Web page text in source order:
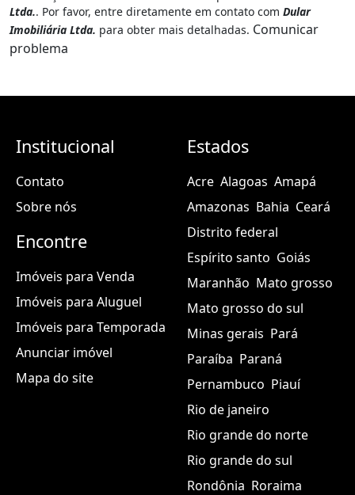
Ltda.. Por favor, entre diretamente em contato com Dular
Imobiliária Ltda. para obter mais detalhadas. Comunicar
problema
Institucional
Contato
Sobre nós
Encontre
Imóveis para Venda
Imóveis para Aluguel
Imóveis para Temporada
Anunciar imóvel
Mapa do site
Estados
Acre Alagoas Amapá
Amazonas Bahia Ceará
Distrito federal
Espírito santo Goiás
Maranhão Mato grosso
Mato grosso do sul
Minas gerais Pará
Paraíba Paraná
Pernambuco Piauí
Rio de janeiro
Rio grande do norte
Rio grande do sul
Rondônia Roraima